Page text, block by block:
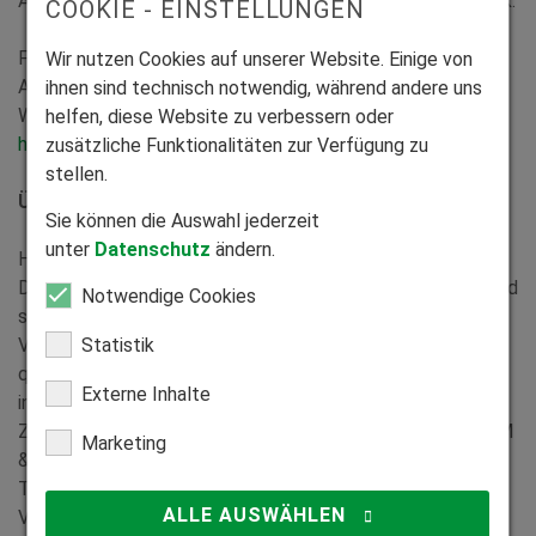
Für 2026 sind wir bereits jetzt auf der Suche nach
Auszubildenden. Schauen Sie sich gerne auf unserer
Website um:
https://www.heimhaus.de/karriere/auszubildende/
Über HEIM & HAUS
HEIM & HAUS ist Deutschlands führendes
Direktvertriebsunternehmen im Markt der Bauelemente und
seit seiner Gründung 1971 ein Familienunternehmen. Die
Verbindung aus aktivem, persönlichem Vertrieb durch
qualifizierte Fachberater, industrieller Maßfertigung „Made
in Germany“ und handwerklicher Flexibilität sowie
Zuverlässigkeit sind Kennzeichen des Unternehmens. HEIM
& HAUS liefert Kunststofffenster, Rollladen,
Terrassendächer, Dachfenster, Dachfensterrollläden,
Vordächer, Markisen- und Sonnenschutzsysteme, Textil-
COOKIE - EINSTELLUNGEN
Wir nutzen Cookies auf unserer Website. Einige von
ihnen sind technisch notwendig, während andere uns
helfen, diese Website zu verbessern oder
zusätzliche Funktionalitäten zur Verfügung zu
stellen.
Sie können die Auswahl jederzeit
unter Datenschutz ändern.
Notwendige Cookies
Statistik
Externe Inhalte
Marketing
ALLE AUSWÄHLEN